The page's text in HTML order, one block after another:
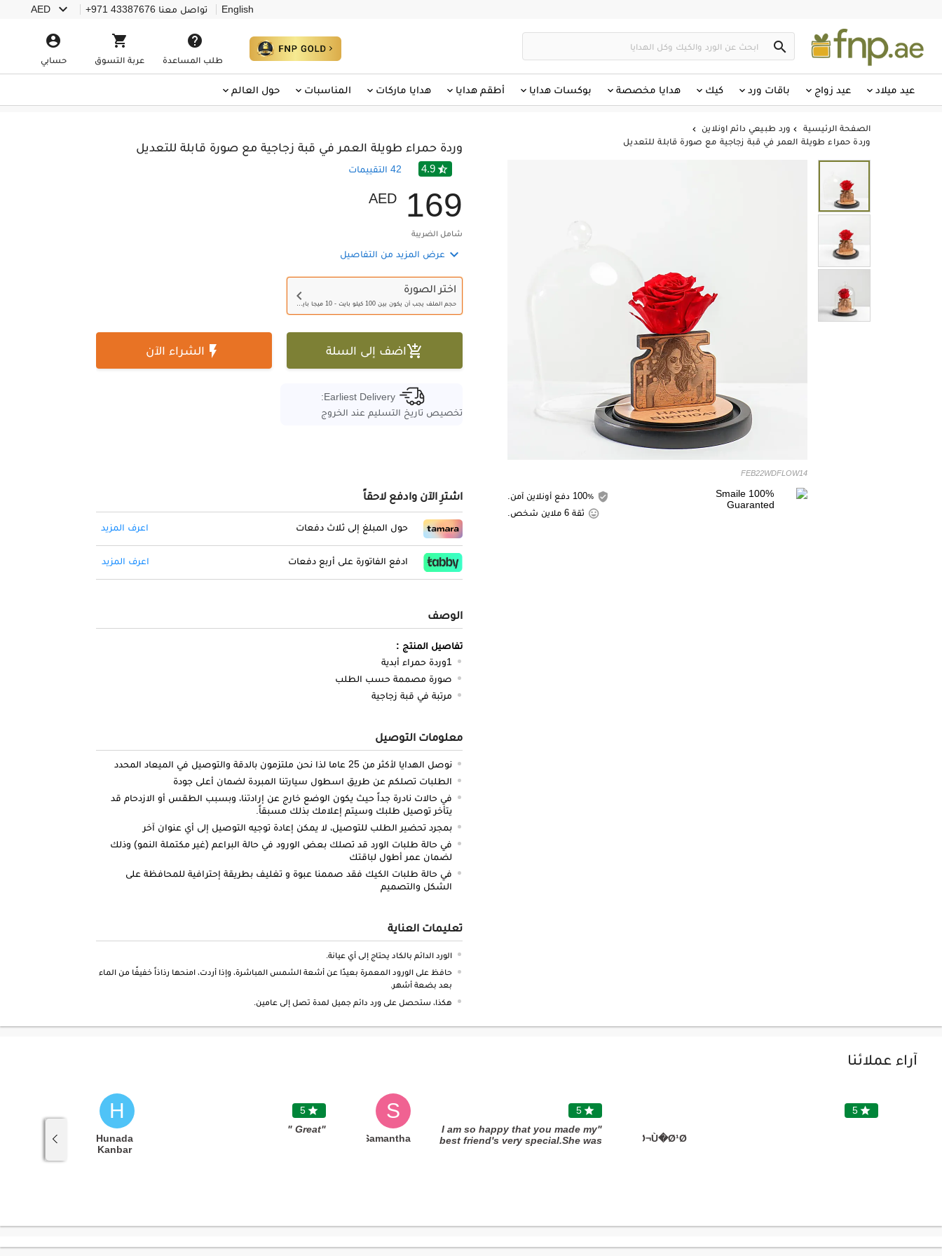
English تواصل معنا +971 43387676
AED 


طلب المساعدة

عربة التسوق

حسابي
عيد ميلاد عيد زواج باقات ورد كيك هدايا مخصصة بوكسات هدايا أطقم هدايا هدايا ماركات المناسبات حول العالم
الصفحة الرئيسية  ورد طبيعي دائم اونلاين 
وردة حمراء طويلة العمر في قبة زجاجية مع صورة قابلة للتعديل
FEB22WDFLOW14
ثقة 6 ملاين شخص.
وردة حمراء طويلة العمر في قبة زجاجية مع صورة قابلة للتعديل
4.9
42 التقييمات
AED 169
شامل الضريبة
 عرض المزيد من التفاصيل
اختر الصورة
حجم الملف يجب أن يكون بين 100 كيلو بايت - 10 ميجا بايت. صيغة JPG أو PNG فقط

اضف إلى السلة  الشراء الآن
Earliest Delivery:
تخصيص تاريخ التسليم عند الخروج
اشترِ الآن وادفع لاحقاً
حول المبلغ إلى ثلاث دفعات اعرف المزيد
ادفع الفاتورة على أربع دفعات اعرف المزيد
الوصف
تفاصيل المنتج :
1وردة حمراء أبدية
صورة مصممة حسب الطلب
مرتبة في قبة زجاجية
معلومات التوصيل
نوصل الهدايا لأكثر من 25 عاما لذا نحن ملتزمون بالدقة والتوصيل في الميعاد المحدد
الطلبات تصلكم عن طريق اسطول سيارتنا المبردة لضمان أعلى جودة
في حالات نادرة جداً حيث يكون الوضع خارج عن إرادتنا، وبسبب الطقس أو الازدحام قد
يتأخر توصيل طلبك وسيتم إعلامك بذلك مسبقاً.
بمجرد تحضير الطلب للتوصيل، لا يمكن إعادة توجيه التوصيل إلى أي عنوان آخر
في حالة طلبات الورد قد تصلك بعض الورود في حالة البراعم (غير مكتملة النمو) وذلك
لضمان عمر أطول لباقتك
في حالة طلبات الكيك فقد صممنا عبوة و تغليف بطريقة إحترافية للمحافظة على
الشكل والتصميم
تعليمات العناية
الورد الدائم بالكاد يحتاج إلى أي عيانة.
حافظ على الورود المعمرة بعيدًا عن أشعة الشمس المباشرة، وإذا أردت، امنحها رذاذاً خفيفًا من الماء
بعد بضعة أشهر.
هكذا، ستحصل على ورد دائم جميل لمدة تصل إلى عامين.
آراء عملائنا
Ø¬Ù�Ø¹Ø©
5
S
Samantha
5
"I am so happy that you made my
best friend's very special.She was
H
Hunada
Kanbar
5
"Great "